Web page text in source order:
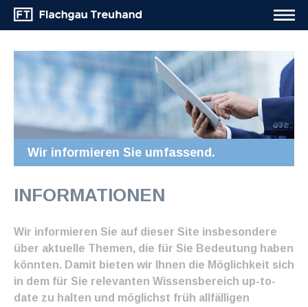
Wir informieren Sie umfassend.
INFORMATIONEN
Wir informieren Sie auf dieser Site insbesondere
über aktuelle Themen, die für Sie Bedeutung haben
könnten. Damit bieten wir Ihnen die Möglichkeit sich
in dem für Sie relevanten Wissensbereich up-to-
date zu halten und möglichst früh allfälligen